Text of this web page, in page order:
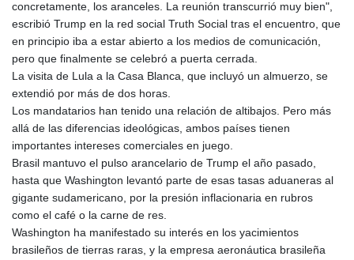
185.985596
FJD 2.552261
FKP 0.857019
GBP 0.856098
GEL 3.015386
GHS 13.519372
GIP 0.857019
GMD
84.920858
GNF
10120.260724
GYD
241.024009
concretamente, los aranceles. La reunión transcurrió muy bien",
escribió Trump en la red social Truth Social tras el encuentro, que
en principio iba a estar abierto a los medios de comunicación,
pero que finalmente se celebró a puerta cerrada.
La visita de Lula a la Casa Blanca, que incluyó un almuerzo, se
extendió por más de dos horas.
Los mandatarios han tenido una relación de altibajos. Pero más
allá de las diferencias ideológicas, ambos países tienen
importantes intereses comerciales en juego.
Brasil mantuvo el pulso arancelario de Trump el año pasado,
hasta que Washington levantó parte de esas tasas aduaneras al
gigante sudamericano, por la presión inflacionaria en rubros
como el café o la carne de res.
Washington ha manifestado su interés en los yacimientos
brasileños de tierras raras, y la empresa aeronáutica brasileña